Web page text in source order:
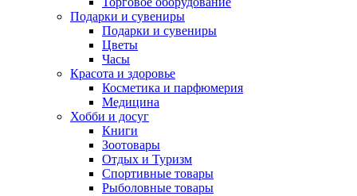
Подарки и сувениры
Подарки и сувениры
Цветы
Часы
Красота и здоровье
Косметика и парфюмерия
Медицина
Хобби и досуг
Книги
Зоотовары
Отдых и Туризм
Спортивные товары
Рыболовные товары